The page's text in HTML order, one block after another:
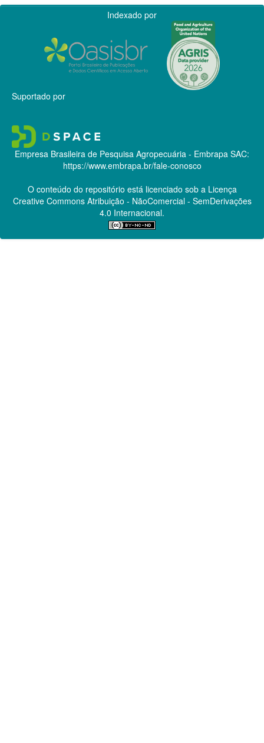
Indexado por
Suportado por
Empresa Brasileira de Pesquisa Agropecuária - Embrapa SAC:
https://www.embrapa.br/fale-conosco
O conteúdo do repositório está licenciado sob a Licença
Creative CommonsAtribuição - NãoComercial - SemDerivações
4.0 Internacional.